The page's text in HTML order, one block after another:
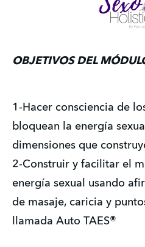
OBJETIVOS DEL
1-Hacer consciencia de
bloquean la energía
dimensiones que
2-Construir y facilitar el
energía sexual usando
de masaje, caricia y
llamada Auto TAES®